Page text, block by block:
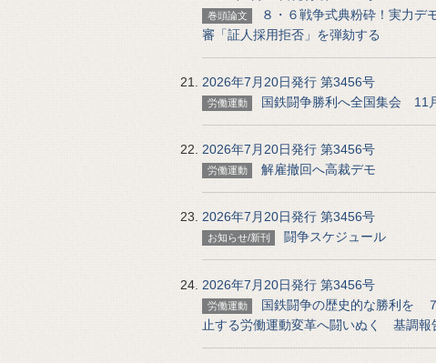
巻頭論文
８・６戦争式典粉砕！実力
審「証人採用拒否」を弾劾する
2026年7月20日発行 第3456号
労働運動 国鉄闘争勝利へ全国集会 11
2026年7月20日発行 第3456号
労働運動 解雇撤回へ高裁デモ
2026年7月20日発行 第3456号
お知らせ/新刊 闘争スケジュール
2026年7月20日発行 第3456号
労働運動
国鉄闘争の歴史的な勝利を
止する労働運動変革へ闘いぬく 基調